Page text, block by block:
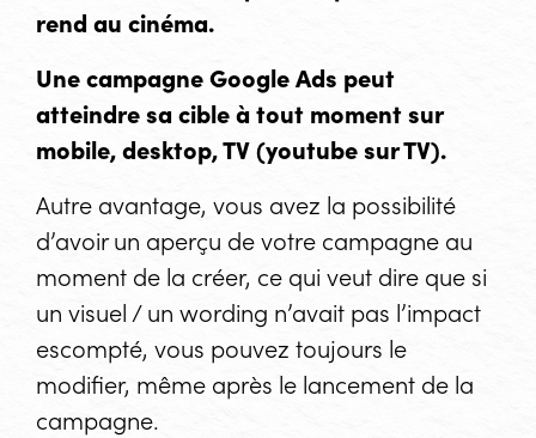
rend au cinéma.
Une campagne Google Ads peut
atteindre sa cible à tout moment sur
mobile, desktop, TV (youtube sur TV).
Autre avantage, vous avez la possibilité
d’avoir un aperçu de votre campagne au
moment de la créer, ce qui veut dire que si
un visuel / un wording n’avait pas l’impact
escompté, vous pouvez toujours le
modifier, même après le lancement de la
campagne.